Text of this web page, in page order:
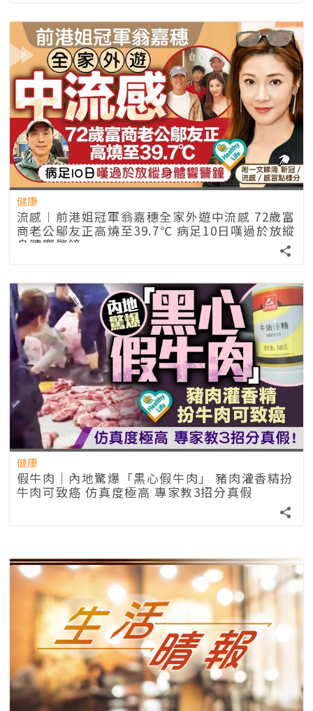
健康
流感︱前港姐冠軍翁嘉穗全家外遊中流感 72歲富
商老公鄔友正高燒至39.7℃ 病足10日嘆過於放縱
身體響警鐘
健康
假牛肉｜內地驚爆「黑心假牛肉」 豬肉灌香精扮
牛肉可致癌 仿真度極高 專家教3招分真假